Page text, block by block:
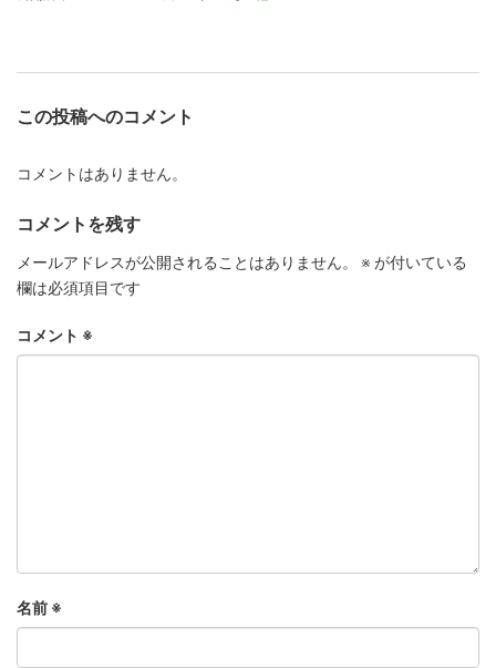
この投稿へのコメント
コメントはありません。
コメントを残す
メールアドレスが公開されることはありません。 ※ が付いている
欄は必須項目です
コメント ※
名前 ※